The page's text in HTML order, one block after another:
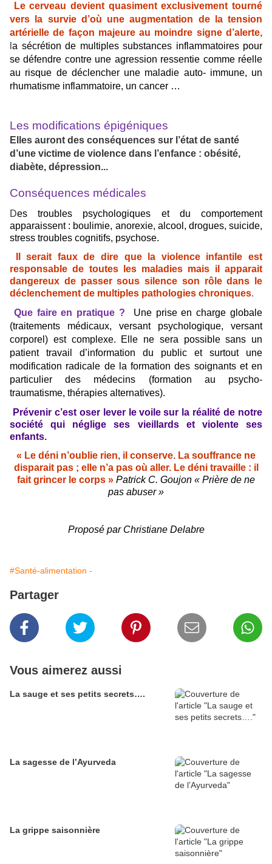
Le cerveau devient quasiment exclusivement tourné
vers la survie d’où une augmentation de la tension
artérielle de façon majeure au moindre signe d’alerte,
a sécrétion de multiples substances inflammatoires pour
se défendre contre une agression ressentie comme réelle
au risque de déclencher une maladie auto- immune, un
rhumatisme inflammatoire, un cancer …
Les modifications épigéniques
Elles auront des conséquences sur l’état de santé
d’une victime de violence dans l’enfance : obésité,
diabète, dépression...
Conséquences médicales
Des troubles psychologiques et du comportement
apparaissent : boulimie, anorexie, alcool, drogues, suicide,
stress troubles cognitifs, psychose.
Il serait faux de dire que la violence infantile est
responsable de toutes les maladies mais il apparait
dangereux de passer sous silence son rôle dans le
déclenchement de multiples pathologies chroniques.
Que faire en pratique ?
Une prise en charge globale
(traitements médicaux, versant psychologique, versant
corporel) est complexe. Elle ne sera possible sans un
patient travail d’information du public et surtout une
modification radicale de la formation des soignants et en
particulier des médecins (formation au psycho-
traumatisme, thérapies alternatives).
Prévenir c’est oser lever le voile sur la réalité de notre
société qui néglige ses vieillards et violente ses
enfants.
« Le déni n’oublie rien, il conserve. La souffrance ne
disparait pas ; elle n’a pas où aller. Le déni travaille : il
fait grincer le corps » Patrick C. Goujon « Prière de ne
pas abuser »
Proposé par Christiane Delabre
#Santé-alimentation -
Partager
Vous aimerez aussi
La sauge et ses petits secrets….
La sagesse de l’Ayurveda
La grippe saisonnière